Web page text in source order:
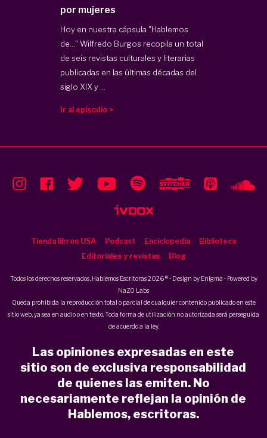
por mujeres
Hoy en nuestra cápsula "Hablemos
de…" Wilfredo Burgos recopila un total
de seis revistas culturales y literarias
publicadas en las últimas décadas del
siglo XIX y ...
Ir al episodio >
Tienda libros USA Podcast Enciclopedia
Biblioteca
Editoriales y revistas
Blog
Todos los derechos reservados, Hablemos Escritoras 2026 ® • Design by Enigma • Powered by
NaZO Labs
Queda prohibida la reproducción total o parcial de cualquier contenido publicado en este
sitio web, ya sea en audio o en texto. Toda forma de utilización no autorizada será perseguida
de acuerdo a la ley.
Las opiniones expresadas en este
sitio son de exclusiva responsabilidad
de quienes las emiten. No
necesariamente reflejan la opinión de
Hablemos, escritoras.